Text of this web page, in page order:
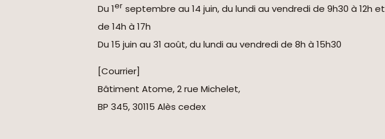
Du 1er septembre au 14 juin, du lundi au vendredi de 9h30 à 12h et
de 14h à 17h
Du 15 juin au 31 août, du lundi au vendredi de 8h à 15h30
[Courrier]
Bâtiment Atome, 2 rue Michelet,
BP 345, 30115 Alès cedex